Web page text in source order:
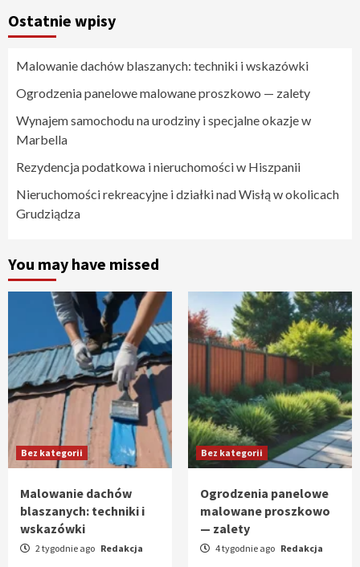
Ostatnie wpisy
Malowanie dachów blaszanych: techniki i wskazówki
Ogrodzenia panelowe malowane proszkowo — zalety
Wynajem samochodu na urodziny i specjalne okazje w
Marbella
Rezydencja podatkowa i nieruchomości w Hiszpanii
Nieruchomości rekreacyjne i działki nad Wisłą w okolicach
Grudziądza
You may have missed
Bez kategorii
Malowanie dachów
blaszanych: techniki i
wskazówki
2 tygodnie ago Redakcja
Bez kategorii
Ogrodzenia panelowe
malowane proszkowo
— zalety
4 tygodnie ago Redakcja